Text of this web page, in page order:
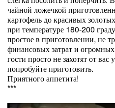
чайной ложечкой
картофель до красивых
при температуре 180-200
простое в приготовлении, не
финансовых затрат и
гости просто не захотят от вас
попробуйте приготовить.
Приятного аппетита!
***